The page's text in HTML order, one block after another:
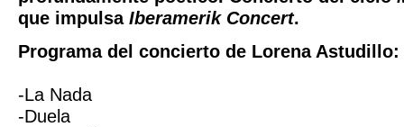
que impulsa Iberamerik Concert.
Programa del concierto de Lorena Astudillo:
-La Nada
-Duela